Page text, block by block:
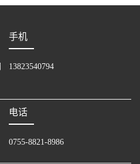
手机
13823540794
电话
0755-8821-8986